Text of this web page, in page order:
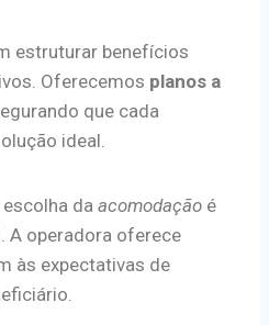
estruturar benefícios
Oferecemos planos a
que cada
ideal.
escolha da acomodação é
A operadora oferece
às expectativas de